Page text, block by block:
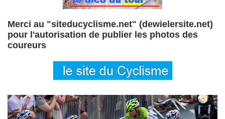
Merci au "siteducyclisme.net" (dewielersite.net)
pour l'autorisation de publier les photos des
coureurs